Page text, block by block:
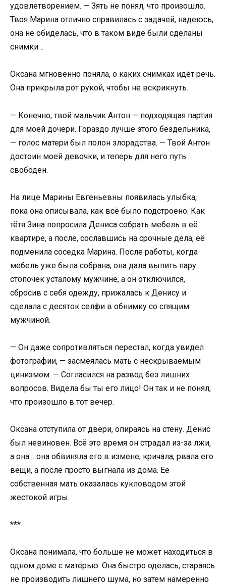
удовлетворением. — Зять не понял, что произошло.
Твоя Марина отлично справилась с задачей, надеюсь,
она не обиделась, что в таком виде были сделаны
снимки…
Оксана мгновенно поняла, о каких снимках идёт речь.
Она прикрыла рот рукой, чтобы не вскрикнуть.
— Конечно, твой мальчик Антон — подходящая партия
для моей дочери. Гораздо лучше этого бездельника,
— голос матери был полон злорадства. — Твой Антон
достоин моей девочки, и теперь для него путь
свободен.
На лице Марины Евгеньевны появилась улыбка,
пока она описывала, как всё было подстроено. Как
тётя Зина попросила Дениса собрать мебель в её
квартире, а после, сославшись на срочные дела, её
подменила соседка Марина. После работы, когда
мебель уже была собрана, она дала выпить пару
стопочек усталому мужчине, а он отключился,
сбросив с себя одежду, прижалась к Денису и
сделала с десяток селфи в обнимку со спящим
мужчиной.
— Он даже сопротивляться перестал, когда увидел
фотографии, — засмеялась мать с нескрываемым
цинизмом. — Согласился на развод без лишних
вопросов. Видела бы ты его лицо! Он так и не понял,
что произошло в тот вечер.
Оксана отступила от двери, опираясь на стену. Денис
был невиновен. Всё это время он страдал из-за лжи,
а она… она обвиняла его в измене, кричала, рвала его
вещи, а после просто выгнала из дома. Её
собственная мать оказалась кукловодом этой
жестокой игры.
***
Оксана понимала, что больше не может находиться в
одном доме с матерью. Она быстро оделась, стараясь
не производить лишнего шума, но затем намеренно